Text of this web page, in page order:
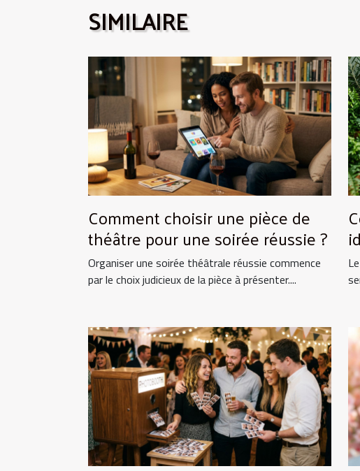
SIMILAIRE
Comment choisir une pièce de
théâtre pour une soirée réussie ?
Organiser une soirée théâtrale réussie commence
par le choix judicieux de la pièce à présenter....